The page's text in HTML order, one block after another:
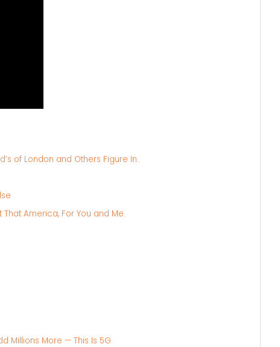
of London and Others Figure In.
America, For You and Me.
Millions More — This Is 5G